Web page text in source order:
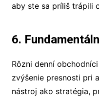
aby ste sa príliš trápili
6.
Rôzni denní
zvýšenie presnosti pri
nástroj ako stratégia,